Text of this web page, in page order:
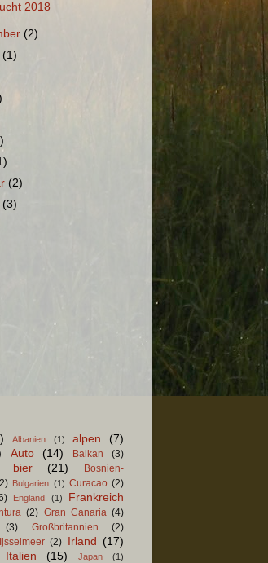
2018
(2)
(1)
(2)
(3)
Albanien (1) alpen
(7)
Auto (14) Balkan (3)
bier (21)
Bosnien-
Bulgarien (1) Curacao (2)
England (1)
Frankreich
(2) Gran Canaria (4)
(3) Großbritannien (2)
Ijsselmeer (2) Irland
(17)
Italien (15) Japan (1)